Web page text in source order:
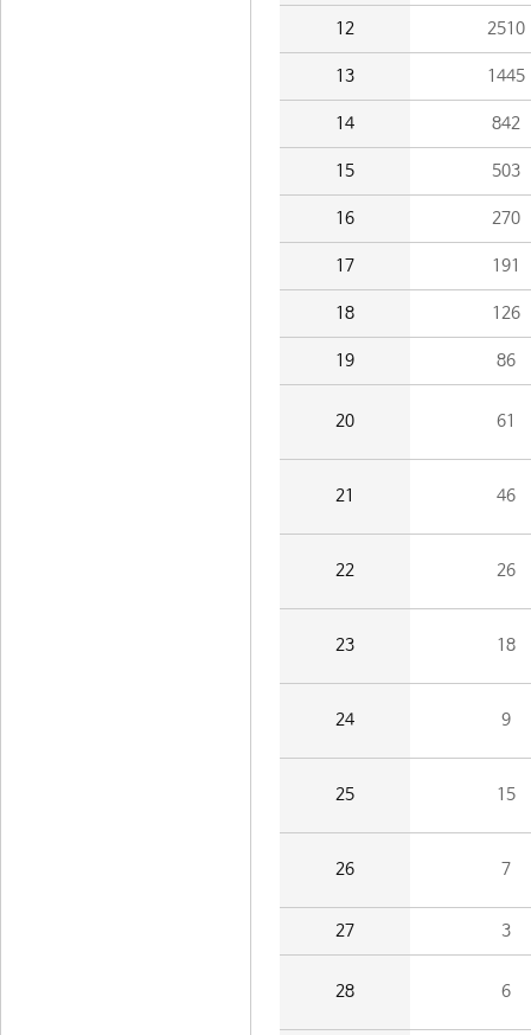
12 2510
13 1445
14 842
15 503
16 270
17 191
18 126
19 86
20 61
21 46
22 26
23 18
24 9
25 15
26 7
27 3
28 6